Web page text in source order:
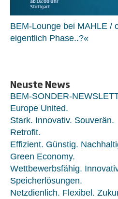
BEM-Lounge bei MAHLE /
eigentlich Phase..?«
Neuste News
BEM-SONDER-
Europe United.
Stark. Innovativ. Souverän.
Retrofit.
Effizient. Günstig.
Green Economy.
Wettbewerbsfähig.
Speicherlösungen.
Netzdienlich. Flexibel.